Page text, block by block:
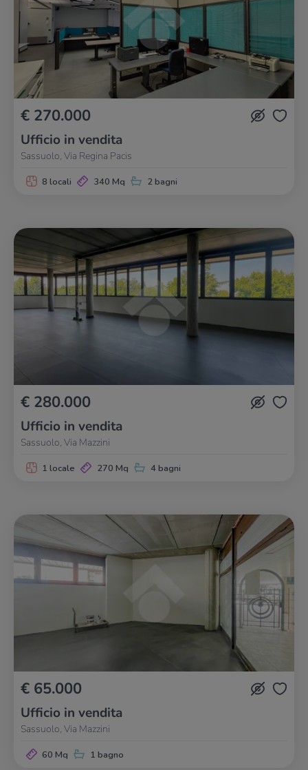
€ 270.000
Ufficio in vendita
Sassuolo, Via Regina Pacis
8 locali 340 Mq 2 bagni
€ 280.000
Ufficio in vendita
Sassuolo, Via Mazzini
1 locale 270 Mq 4 bagni
€ 65.000
Ufficio in vendita
Sassuolo, Via Mazzini
60 Mq 1 bagno